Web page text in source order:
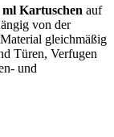
ml Kartuschen auf
von der
gleichmäßig
Türen, Verfugen
und